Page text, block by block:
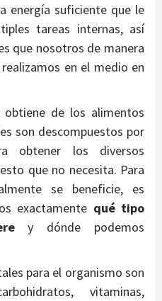
energía suficiente que le
tareas internas, así
que nosotros de manera
en el medio en
obtiene de los alimentos
son descompuestos por
obtener los diversos
que no necesita. Para
se beneficie, es
exactamente qué tipo
y dónde podemos
para el organismo son
vitaminas,